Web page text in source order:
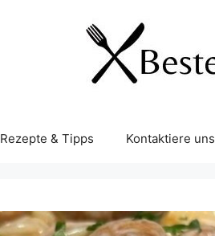
Rezepte & Tipps Kontaktiere uns